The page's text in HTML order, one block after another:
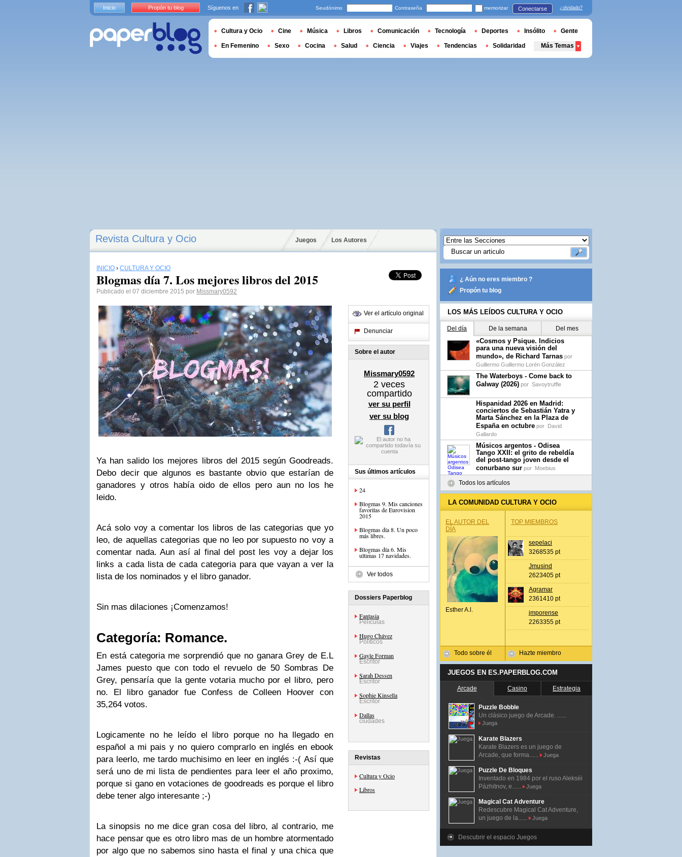
Revista Cultura y Ocio Juegos Los Autores
INICIO › CULTURA Y OCIO
Blogmas día 7. Los mejores libros del 2015
Publicado el 07 diciembre 2015 por Missmary0592
Ya han salido los mejores libros del 2015 según Goodreads.
Debo decir que algunos es bastante obvio que estarían de
ganadores y otros había oido de ellos pero aun no los he
leido.
Acá solo voy a comentar los libros de las categorias que yo
leo, de aquellas categorias que no leo por supuesto no voy a
comentar nada. Aun así al final del post les voy a dejar los
links a cada lista de cada categoria para que vayan a ver la
lista de los nominados y el libro ganador.
Sin mas dilaciones ¡Comenzamos!
Categoría: Romance.
En está categoria me sorprendió que no ganara Grey de E.L
James puesto que con todo el revuelo de 50 Sombras De
Grey, pensaría que la gente votaria mucho por el libro, pero
no. El libro ganador fue Confess de Colleen Hoover con
35,264 votos.
Logicamente no he leído el libro porque no ha llegado en
español a mi pais y no quiero comprarlo en inglés en ebook
para leerlo, me tardo muchisimo en leer en inglés :-( Así que
será uno de mi lista de pendientes para leer el año proximo,
porque si gano en votaciones de goodreads es porque el libro
debe tener algo interesante ;-)
La sinopsis no me dice gran cosa del libro, al contrario, me
hace pensar que es otro libro mas de un hombre atormentado
por algo que no sabemos sino hasta el final y una chica que
Ver el artículo original
Denunciar
Sobre el autor
Missmary0592
2 veces
compartido
ver su perfil
ver su blog
Sus últimos artículos
24
Blogmas 9. Mis canciones
favoritas de Eurovision
2015
Blogmas día 8. Un poco
más libres.
Blogmas día 6. Mis
ultimas 17 navidades.
Ver todos
Dossiers Paperblog
Fantasia
Películas
Hugo Chávez
Políticos
Gayle Forman
Escritor
Sarah Dessen
Escritor
Sophie Kinsella
Escritor
Dallas
ciudades
Revistas
Cultura y Ocio
Libros
¿ Aún no eres miembro ?
Propón tu blog
LOS MÁS LEÍDOS CULTURA Y OCIO
Del día De la semana Del mes
«Cosmos y Psique. Indicios
para una nueva visión del
mundo», de Richard Tarnas por
Guillermo Guillermo Lorén González
The Waterboys - Come back to
Galway (2026) por Savoytruffle
Hispanidad 2026 en Madrid:
conciertos de Sebastián Yatra y
Marta Sánchez en la Plaza de
España en octubre por David
Gallardo
Músicos argentos - Odisea
Tango XXII: el grito de rebeldía
del post-tango joven desde el
conurbano sur por Moebius
Todos los artículos
LA COMUNIDAD CULTURA Y OCIO
EL AUTOR DEL
DÍA
Esther A.l.
Todo sobre él
TOP MIEMBROS
sepelaci
3268535 pt
Jmusind
2623405 pt
Agramar
2361410 pt
jmporense
2263355 pt
Hazte miembro
JUEGOS EN ES.PAPERBLOG.COM
Arcade Casino Estrategia
Puzzle Bobble
Un clásico juego de Arcade. ......
Juega
Karate Blazers
Karate Blazers es un juego de
Arcade, que forma......
Juega
Puzzle De Bloques
Inventado en 1984 por el ruso Alekséi
Pázhitnov, e......
Juega
Magical Cat Adventure
Redescubre Magical Cat Adventure,
un juego de la......
Juega
Descubrir el espacio Juegos
Inicio Propón tu blog Síguenos en Seudónimo Contraseña memorizar Conectarse ¿olvidado?
Cultura y Ocio Cine Música Libros Comunicación Tecnología Deportes Insólito Gente
En Femenino Sexo Cocina Salud Ciencia Viajes Tendencias Solidaridad Más Temas